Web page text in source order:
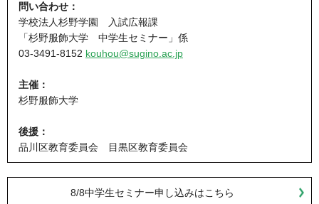
問い合わせ：
学校法人杉野学園 入試広報課
「杉野服飾大学 中学生セミナー」係
03-3491-8152 kouhou@sugino.ac.jp
主催：
杉野服飾大学
後援：
品川区教育委員会 目黒区教育委員会
8/8中学生セミナー申し込みはこちら